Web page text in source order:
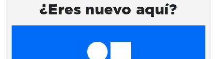
¿Eres nuevo aquí?